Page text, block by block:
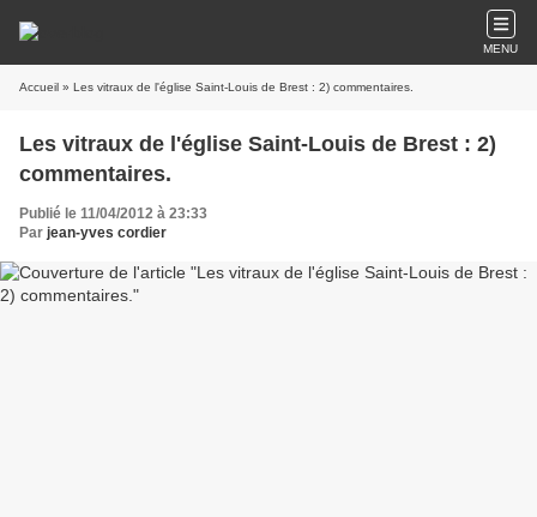
MENU
Accueil » Les vitraux de l'église Saint-Louis de Brest : 2) commentaires.
Les vitraux de l'église Saint-Louis de Brest : 2)
commentaires.
Publié le 11/04/2012 à 23:33
Par jean-yves cordier